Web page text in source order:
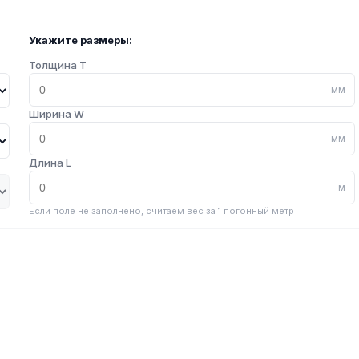
Укажите размеры:
Толщина T
мм
Ширина W
мм
Длина L
м
Если поле не заполнено, считаем вес за 1 погонный метр